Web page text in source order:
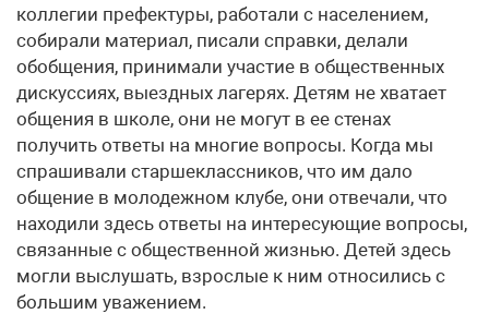
коллегии префектуры, работали с населением,
собирали материал, писали справки, делали
обобщения, принимали участие в общественных
дискуссиях, выездных лагерях. Детям не хватает
общения в школе, они не могут в ее стенах
получить ответы на многие вопросы. Когда мы
спрашивали старшеклассников, что им дало
общение в молодежном клубе, они отвечали, что
находили здесь ответы на интересующие вопросы,
связанные с общественной жизнью. Детей здесь
могли выслушать, взрослые к ним относились с
большим уважением.